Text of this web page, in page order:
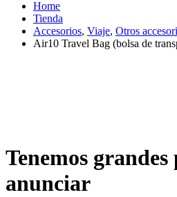
Home
Tienda
Accesorios, Viaje, Otros
Air10 Travel Bag (bolsa de
Tenemos
anunciar